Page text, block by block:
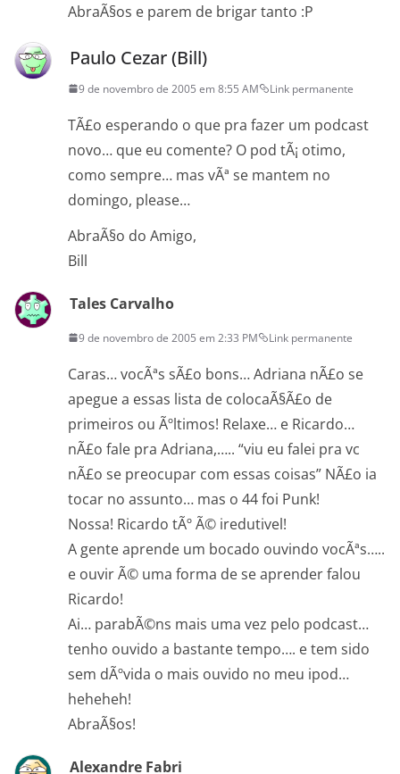
AbraÃ§os e parem de brigar tanto :P
Paulo Cezar (Bill)
9 de novembro de 2005 em 8:55 AM Link permanente
TÃ£o esperando o que pra fazer um podcast
novo… que eu comente? O pod tÃ¡ otimo,
como sempre… mas vÃª se mantem no
domingo, please…
AbraÃ§o do Amigo,
Bill
Tales Carvalho
9 de novembro de 2005 em 2:33 PM Link permanente
Caras… vocÃªs sÃ£o bons… Adriana nÃ£o se
apegue a essas lista de colocaÃ§Ã£o de
primeiros ou Ãºltimos! Relaxe… e Ricardo…
nÃ£o fale pra Adriana,….. “viu eu falei pra vc
nÃ£o se preocupar com essas coisas” NÃ£o ia
tocar no assunto… mas o 44 foi Punk!
Nossa! Ricardo tÃº Ã© iredutivel!
A gente aprende um bocado ouvindo vocÃªs…..
e ouvir Ã© uma forma de se aprender falou
Ricardo!
Ai… parabÃ©ns mais uma vez pelo podcast…
tenho ouvido a bastante tempo…. e tem sido
sem dÃºvida o mais ouvido no meu ipod…
heheheh!
AbraÃ§os!
Alexandre Fabri